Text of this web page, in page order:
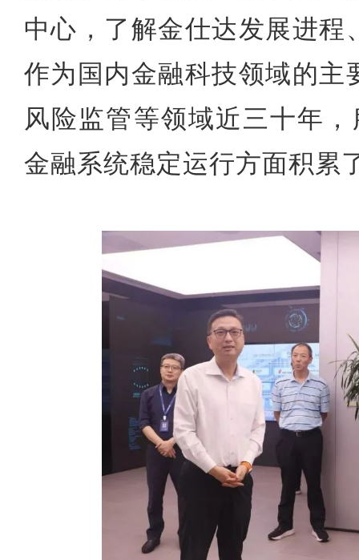
中心，了解金仕达发展进
作为 国内金融科技领域的
风险监管等领域近三十年
金融系统稳定运行方面积累